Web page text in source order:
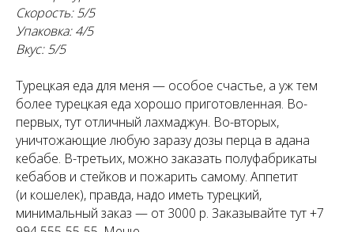
Скорость: 5/5
Упаковка: 4/5
Вкус: 5/5
Турецкая еда для меня — особое счастье, а уж тем
более турецкая еда хорошо приготовленная. Во-
первых, тут отличный лахмаджун. Во-вторых,
уничтожающие любую заразу дозы перца в адана
кебабе. В-третьих, можно заказать полуфабрикаты
кебабов и стейков и пожарить самому. Аппетит
(и кошелек), правда, надо иметь турецкий,
минимальный заказ — от 3000 р. Заказывайте тут +7